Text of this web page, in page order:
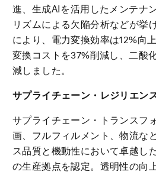
進、生成AIを活用したメンテナ
リズムによる欠陥分析などが挙
により、電力変換効率は12%向
変換コストを37%削減し、二酸
減しました。
サプライチェーン・レジリエン
サプライチェーン・トランスフ
画、フルフィルメント、物流な
ス品質と機動性において卓越し
の生産拠点を認定。透明性の向